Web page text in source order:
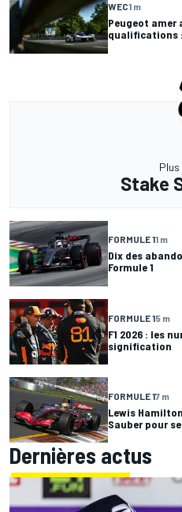
WEC1 m
Peugeot amer
qualifications :
Plus
Stake
FORMULE 11 m
Dix des
Formule 1
FORMULE 15 m
F1 2026 : les
signification
FORMULE 17 m
Lewis
Sauber pour
Dernières actus